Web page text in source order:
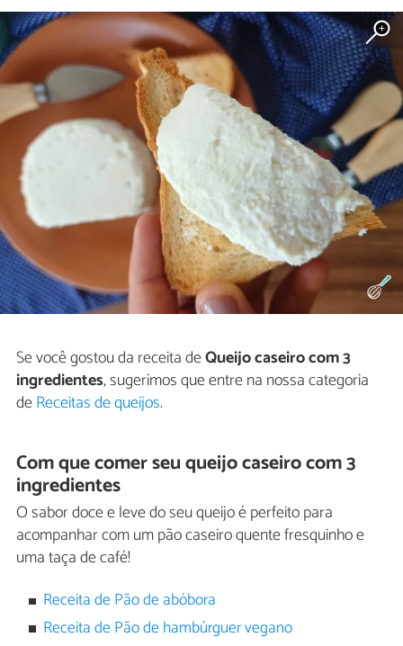
Se você gostou da receita deQueijo caseiro com 3
ingredientes, sugerimos que entre na nossa categoria
deReceitas de queijos.
Com que comer seu queijo caseiro com 3
ingredientes
O sabor doce e leve do seu queijo é ​​perfeito para
acompanhar com um pão caseiro quente fresquinho e
uma taça de café!
Receita de Pão de abóbora
Receita de Pão de hambúrguer vegano